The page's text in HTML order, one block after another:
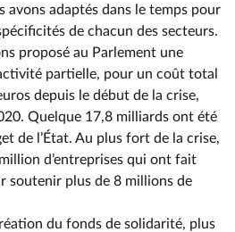
avons adaptés dans le temps pour
de chacun des secteurs.
proposé au Parlement une
partielle, pour un coût total
depuis le début de la crise,
Quelque 17,8 milliards ont été
de l’État. Au plus fort de la crise,
d’entreprises qui ont fait
soutenir plus de 8 millions de
du fonds de solidarité, plus